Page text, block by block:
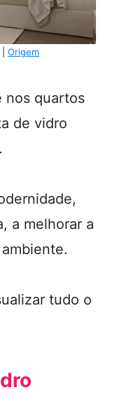
Origem
nos quartos
de vidro
a melhorar a
tudo o